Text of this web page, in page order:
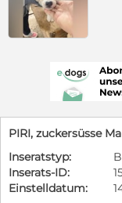
PIRI, zuckersüsse
Inseratstyp:
Inserats-ID:
Einstelldatum: